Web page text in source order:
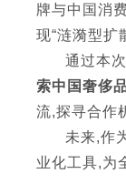
牌与中国消
现“涟漪型扩
通过本
索中国奢侈
流,探寻合作
未来,作
业化工具,为